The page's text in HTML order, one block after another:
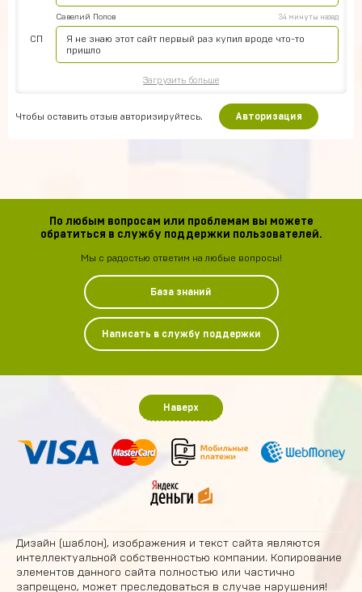
СП
Савелий Попов 34 минуты назад
Я не знаю этот сайт первый раз купил вроде что-то
пришло
Загрузить больше
Чтобы оставить отзыв авторизируйтесь. Авторизация
По любым вопросам или проблемам вы можете
обратиться в службу поддержки пользователей.
Мы с радостью ответим на любые вопросы!
База знаний
Написать в службу поддержки
Наверх
Дизайн (шаблон), изображения и текст сайта являются
интеллектуальной собственностью компании. Копирование
элементов данного сайта полностью или частично
запрещено, может преследоваться в случае нарушения!